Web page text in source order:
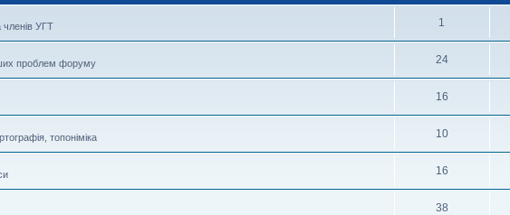
членів УГТ 1
проблем форуму 24
16
топоніміка 10
16
38